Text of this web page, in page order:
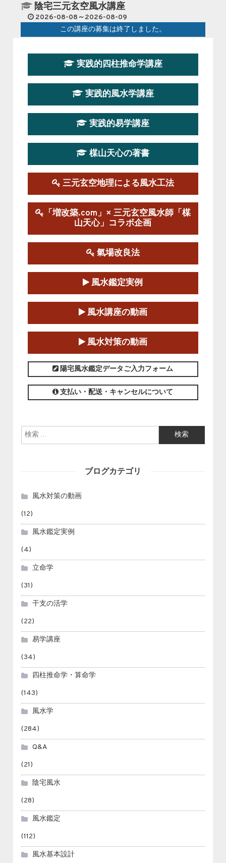
陰宅三元玄空風水講座
2026-08-08～2026-08-09
この講座の募集は終了しました。
第１９期立命塾『実践的易学講座』
2026-08-22～2026-10-25
第19期立命塾実践的四柱推命学講座
2026-03-20～2026-07-19
第１９期立命塾実践的風水学講座
この講座の募集は終了しました。
陰宅三元玄空風水講座
2025-06-07～2025-06-08
この講座の募集は終了しました。
第１８期立命塾『実践的易学講座』
2025-06-21～2025-08-24
この講座の募集は終了しました。
第１８期立命塾「実践的四柱立命学（四
柱推命学）講座」
2025-01-11～2025-05-11
この講座の募集は終了しました。
実践的四柱推命学講座
実践的風水学講座
実践的易学講座
楳山天心の著書
三元玄空地理による風水工法
「増改築.com」× 三元玄空風水師「楳
山天心」コラボ企画
氣場改良法
風水鑑定実例
風水講座の動画
風水対策の動画
陽宅風水鑑定データご入力フォーム
支払い・配送・キャンセルについて
検索:
ブログカテゴリ
風水対策の動画
(12)
風水鑑定実例
(4)
立命学
(31)
干支の活学
(22)
易学講座
(34)
四柱推命学・算命学
(143)
風水学
(284)
Q&A
(21)
陰宅風水
(28)
風水鑑定
(112)
風水基本設計